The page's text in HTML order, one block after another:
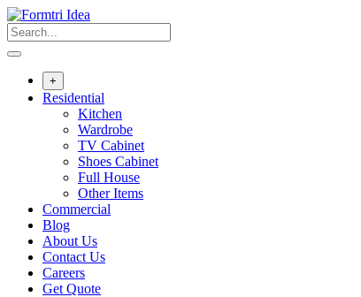
Skip
to
content
+
Residential
Kitchen
Wardrobe
TV Cabinet
Shoes Cabinet
Full House
Other Items
Commercial
Blog
About Us
Contact Us
Careers
Get Quote